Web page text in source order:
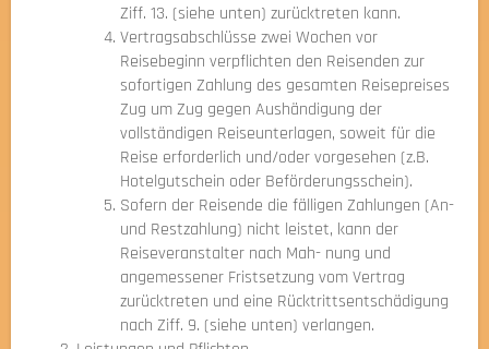
Ziff. 13. (siehe unten) zurücktreten kann.
Vertragsabschlüsse zwei Wochen vor
Reisebeginn verpflichten den Reisenden zur
sofortigen Zahlung des gesamten Reisepreises
Zug um Zug gegen Aushändigung der
vollständigen Reiseunterlagen, soweit für die
Reise erforderlich und/oder vorgesehen (z.B.
Hotelgutschein oder Beförderungsschein).
Sofern der Reisende die fälligen Zahlungen (An-
und Restzahlung) nicht leistet, kann der
Reiseveranstalter nach Mah- nung und
angemessener Fristsetzung vom Vertrag
zurücktreten und eine Rücktrittsentschädigung
nach Ziff. 9. (siehe unten) verlangen.